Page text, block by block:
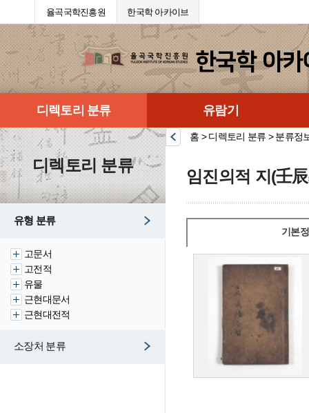
율곡국학진흥원 한국학 아카이브
디렉토리 분류 유람기
디렉토리 분류
유형 분류
고문서
고전적
유물
근현대문서
근현대전적
소장처 분류
홈 > 디렉토리 분류 > 분류정
임진의적 지(壬
기본